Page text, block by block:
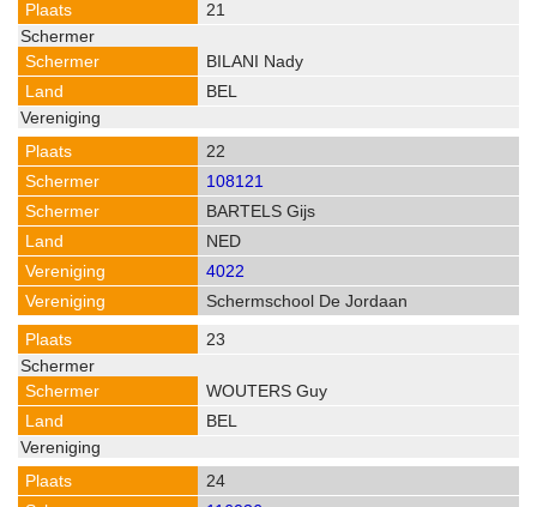
21
BILANI Nady
BEL
22
108121
BARTELS Gijs
NED
4022
Schermschool De Jordaan
23
WOUTERS Guy
BEL
24